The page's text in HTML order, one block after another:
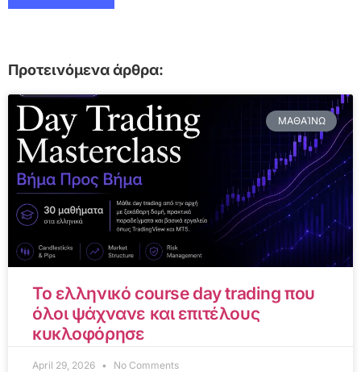
Προτεινόμενα άρθρα:
ΜΑΘΑΊΝΩ
Το ελληνικό course day trading που
όλοι ψάχνανε και επιτέλους
κυκλοφόρησε
April 29, 2026 No Comments